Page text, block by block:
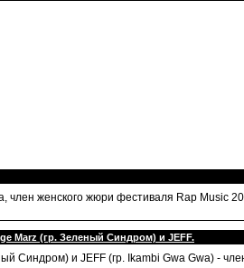
член женского жюри фестиваля Rap Music
Marz (гр. Зеленый Синдром) и JEFF.
Синдром) и JEFF (гр. Ikambi Gwa Gwa) -